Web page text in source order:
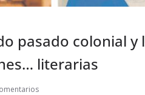
pasado colonial y
literarias